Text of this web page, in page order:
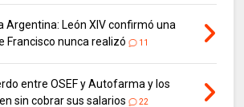
Argentina: León XIV confirmó una
Francisco nunca realizó
11
entre OSEF y Autofarma y los
sin cobrar sus salarios
22